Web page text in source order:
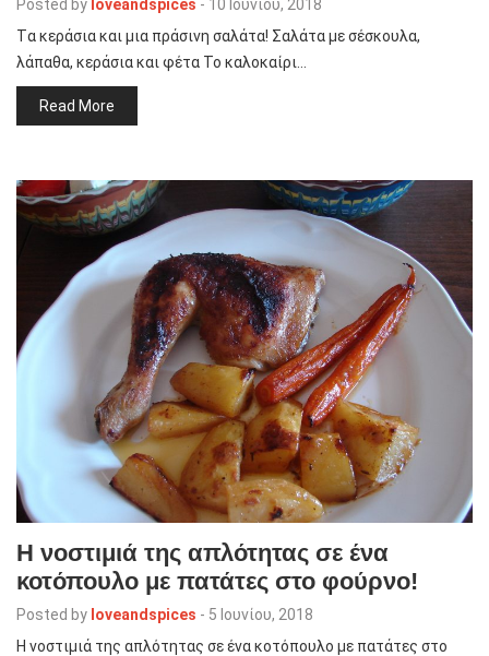
Posted by loveandspices - 10 Ιουνίου, 2018
Tα κεράσια και μια πράσινη σαλάτα! Σαλάτα με σέσκουλα,
λάπαθα, κεράσια και φέτα Το καλοκαίρι…
Read More
H νοστιμιά της απλότητας σε ένα
κοτόπουλο με πατάτες στο φούρνο!
Posted by loveandspices - 5 Ιουνίου, 2018
H νοστιμιά της απλότητας σε ένα κοτόπουλο με πατάτες στο